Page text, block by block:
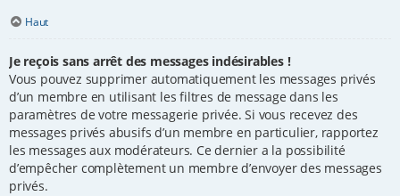
Haut
Je reçois sans arrêt des messages indésirables !
Vous pouvez supprimer automatiquement les messages privés
d’un membre en utilisant les filtres de message dans les
paramètres de votre messagerie privée. Si vous recevez des
messages privés abusifs d’un membre en particulier, rapportez
les messages aux modérateurs. Ce dernier a la possibilité
d’empêcher complètement un membre d’envoyer des messages
privés.